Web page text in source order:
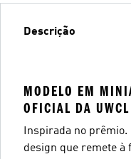
Descrição
MODELO EM
OFICIAL DA UWCL
Inspirada no
design que remete à